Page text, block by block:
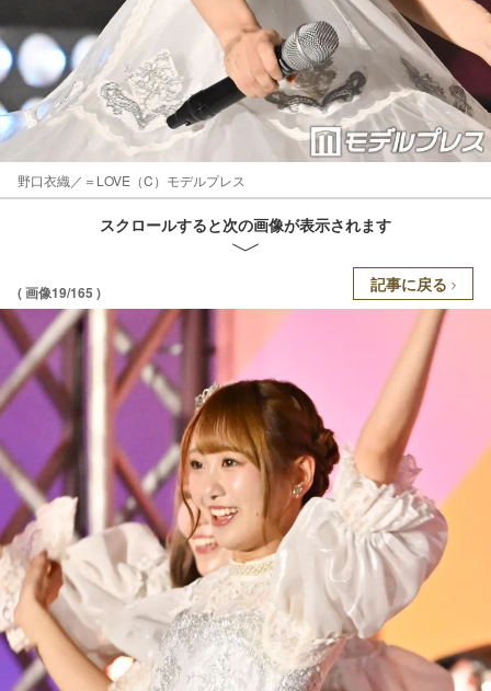
野口衣織／＝LOVE（C）モデルプレス
スクロールすると次の画像が表示されます
( 画像19/165 ) 記事に戻る